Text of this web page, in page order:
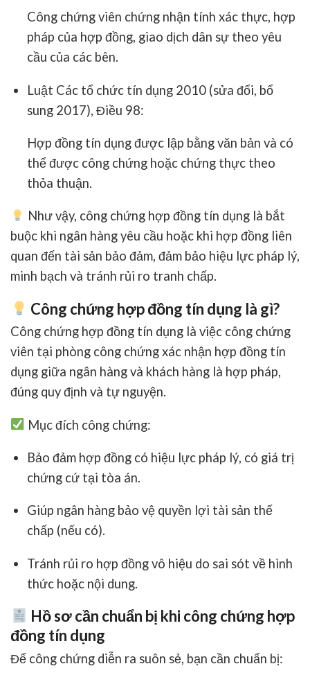
Công chứng viên chứng nhận tính xác thực, hợp
pháp của hợp đồng, giao dịch dân sự theo yêu
cầu của các bên.
Luật Các tổ chức tín dụng 2010 (sửa đổi, bổ
sung 2017), Điều 98:
Hợp đồng tín dụng được lập bằng văn bản và có
thể được công chứng hoặc chứng thực theo
thỏa thuận.
Như vậy, công chứng hợp đồng tín dụnglà bắt
buộc khi ngân hàng yêu cầu hoặc khi hợp đồng liên
quan đến tài sản bảo đảm, đảm bảo hiệu lực pháp lý,
minh bạch và tránh rủi ro tranh chấp.
Công chứng hợp đồng tín dụng là gì?
Công chứng hợp đồng tín dụng là việc công chứng
viên tại phòng công chứngxác nhận hợp đồng tín
dụng giữa ngân hàng và khách hàng là hợp pháp,
đúng quy định và tự nguyện.
Mục đích công chứng:
Bảo đảm hợp đồng có hiệu lực pháp lý, có giá trị
chứng cứ tại tòa án.
Giúp ngân hàng bảo vệ quyền lợi tài sản thế
chấp (nếu có).
Tránh rủi ro hợp đồng vô hiệu do sai sót về hình
thức hoặc nội dung.
Hồ sơ cần chuẩn bị khi công chứng hợp
đồng tín dụng
Để công chứng diễn ra suôn sẻ, bạn cần chuẩn bị: